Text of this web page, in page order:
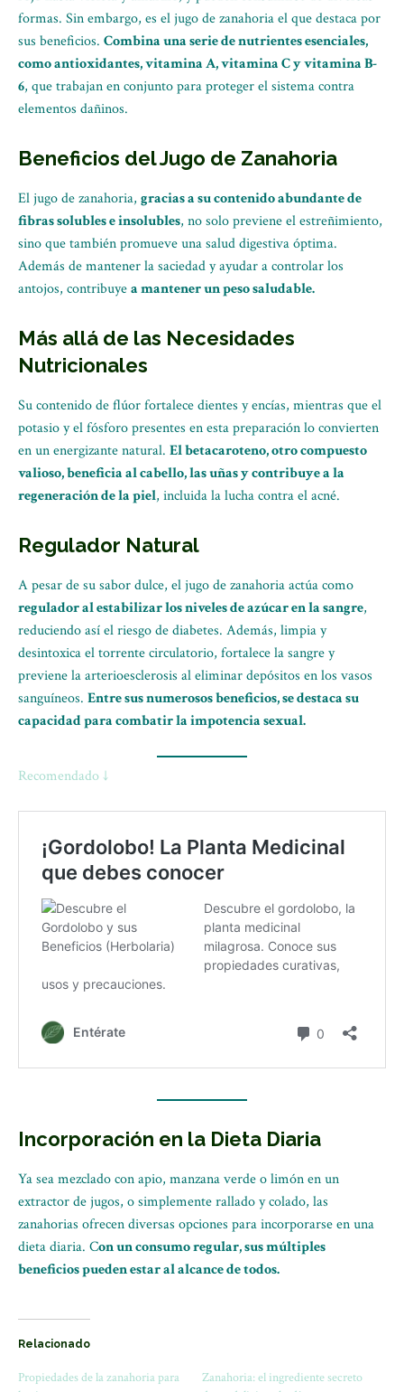
formas. Sin embargo, es el jugo de zanahoria el que destaca por
sus beneficios. Combina una serie de nutrientes esenciales,
como antioxidantes, vitamina A, vitamina C y vitamina B-
6, que trabajan en conjunto para proteger el sistema contra
elementos dañinos.
Beneficios del Jugo de Zanahoria
El jugo de zanahoria, gracias a su contenido abundante de
fibras solubles e insolubles, no solo previene el estreñimiento,
sino que también promueve una salud digestiva óptima.
Además de mantener la saciedad y ayudar a controlar los
antojos, contribuyea mantener un peso saludable.
Más allá de las Necesidades
Nutricionales
Su contenido de flúor fortalece dientes y encías, mientras que el
potasio y el fósforo presentes en esta preparación lo convierten
en un energizante natural. El betacaroteno, otro compuesto
valioso, beneficia al cabello, las uñas y contribuye a la
regeneración de la piel, incluida la lucha contra el acné.
Regulador Natural
A pesar de su sabor dulce, el jugo de zanahoria actúa como
regulador al estabilizar los niveles de azúcar en la sangre,
reduciendo así el riesgo de diabetes. Además, limpia y
desintoxica el torrente circulatorio, fortalece la sangre y
previene la arterioesclerosis al eliminar depósitos en los vasos
sanguíneos. Entre sus numerosos beneficios, se destaca su
capacidad para combatir la impotencia sexual.
Recomendado ↓
Incorporación en la Dieta Diaria
Ya sea mezclado con apio, manzana verde o limón en un
extractor de jugos, o simplemente rallado y colado, las
zanahorias ofrecen diversas opciones para incorporarse en una
dieta diaria. Con un consumo regular, sus múltiples
beneficios pueden estar al alcance de todos.
Relacionado
Propiedades de la zanahoria para
Zanahoria: el ingrediente secreto